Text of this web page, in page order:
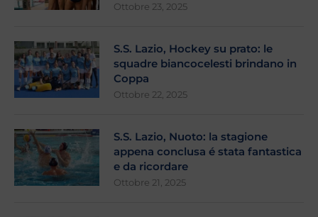
Ottobre 23, 2025
S.S. Lazio, Hockey su prato: le
squadre biancocelesti brindano in
Coppa
Ottobre 22, 2025
S.S. Lazio, Nuoto: la stagione
appena conclusa é stata fantastica
e da ricordare
Ottobre 21, 2025